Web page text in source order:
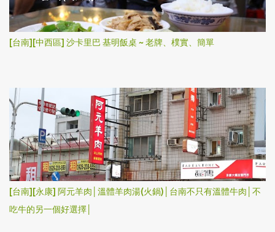
[台南][中西區] 沙卡里巴 基明飯桌 ~ 老牌、樸實、簡單
[台南][永康] 阿元羊肉│溫體羊肉湯(火鍋)│台南不只有溫體牛肉│不
吃牛的另一個好選擇│